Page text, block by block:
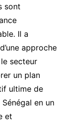
sont
Il a
approche
secteur
un plan
ultime de
en un
et